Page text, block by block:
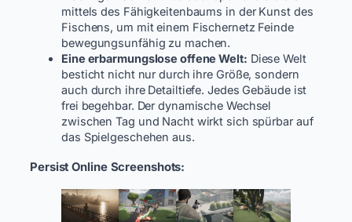
mittels des Fähigkeitenbaums in der Kunst des
Fischens, um mit einem Fischernetz Feinde
bewegungsunfähig zu machen.
Eine erbarmungslose offene Welt: Diese Welt
besticht nicht nur durch ihre Größe, sondern
auch durch ihre Detailtiefe. Jedes Gebäude ist
frei begehbar. Der dynamische Wechsel
zwischen Tag und Nacht wirkt sich spürbar auf
das Spielgeschehen aus.
Persist Online Screenshots: